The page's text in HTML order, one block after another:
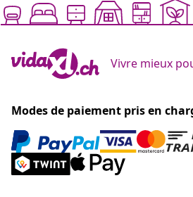
Vivre mieux
Modes de paiement pris en